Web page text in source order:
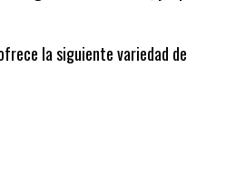
la siguiente variedad de